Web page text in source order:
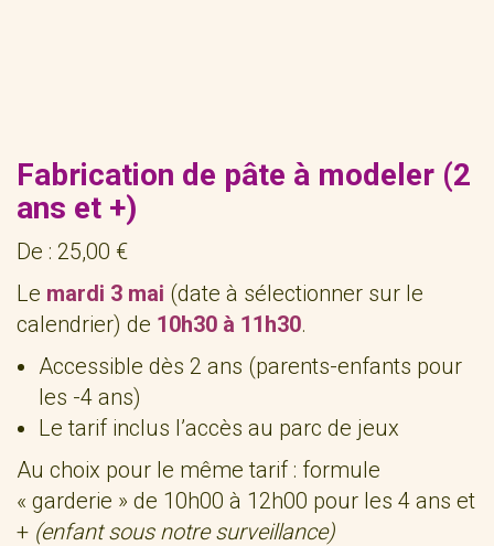
Fabrication de pâte à modeler (2
ans et +)
De : 25,00 €
Le mardi 3 mai (date à sélectionner sur le
calendrier) de 10h30 à 11h30.
Accessible dès 2 ans (parents-enfants pour
les -4 ans)
Le tarif inclus l’accès au parc de jeux
Au choix pour le même tarif : formule
« garderie » de 10h00 à 12h00 pour les 4 ans et
+ (enfant sous notre surveillance)